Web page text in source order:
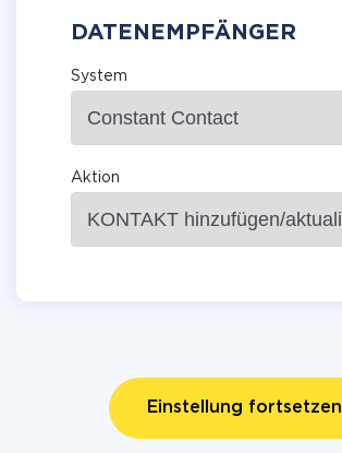
DATENEMPFÄNGER
System
Aktion
Einstellung fortsetzen